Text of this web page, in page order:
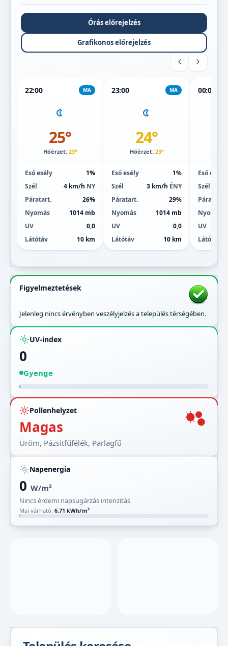
Órás előrejelzés
Grafikonos előrejelzés
22:00 MA
25°
Hőérzet: 23°
Eső esély
1%
Szél
4 km/h NY
Páratart.
26%
Nyomás
1014 mb
UV
0,0
Látótáv
10 km
23:00 MA
24°
Hőérzet: 23°
Eső esély
1%
Szél
3 km/h ÉNY
Páratart.
29%
Nyomás
1014 mb
UV
0,0
Látótáv
10 km
00:00
Eső esély
Szél
Páratart.
Nyomás
UV
Látótáv
Figyelmeztetések
Jelenleg nincs érvényben veszélyjelzés a település térségében.
UV-index
0
Gyenge
Pollenhelyzet
Magas
Üröm, Pázsitfűfélék, Parlagfű
Napenergia
0 W/m²
Nincs érdemi napsugárzás intenzitás
Mai várható: 6,71 kWh/m²